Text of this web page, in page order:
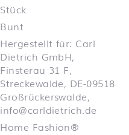
Stück
Bunt
Hergestellt für: Carl
Dietrich GmbH,
Finsterau 31 F,
Streckewalde, DE-09518
Großrückerswalde,
info@carldietrich.de
Home Fashion®